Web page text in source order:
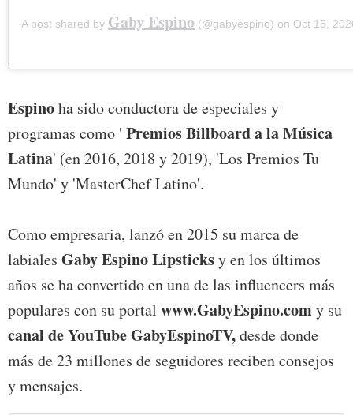
A post shared by Gaby Espino (@gabyespino) on Oct 15, 2020
Espinoha sido conductora de especiales y
programas como ' Premios Billboard a la Música
Latina' (en 2016, 2018 y 2019), 'Los Premios Tu
Mundo' y 'MasterChef Latino'.
Como empresaria, lanzó en 2015 su marca de
labiales Gaby Espino Lipsticksy en los últimos
años se ha convertido en una de las influencers más
populares con su portal www.GabyEspino.comy su
canal de YouTube GabyEspinoTV,desde donde
más de 23 millones de seguidores reciben consejos
y mensajes.